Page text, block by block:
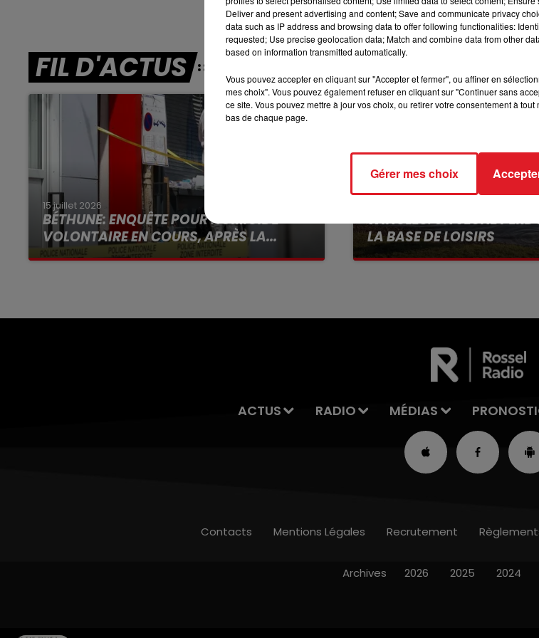
10h00 - 12h00
RDL WEEKEND
FIL D'ACTUS
15 juillet 2026
BÉTHUNE: ENQUÊTE POUR HOMICIDE
VOLONTAIRE EN COURS, APRÈS LA...
Selon les premiers éléments, le logement
WINGLES: UN JEUNE
LA BASE DE LOISIRS
La victime a coulé à pic
ACTUS RADIO MÉDIAS
Contacts Mentions Légales Recrutement
Archives 2026 2025 2024
Deliver and present advertising and content; Save and communicate privacy
data such as IP address and browsing data to offer following functionalities:
requested; Use precise geolocation data; Match and combine data from other
based on information transmitted automatically.
Vous pouvez accepter en cliquant sur "Accepter et fermer", ou affiner en
mes choix". Vous pouvez également refuser en cliquant sur "Continuer sans
ce site. Vous pouvez mettre à jour vos choix, ou retirer votre consentement à
bas de chaque page.
Gérer mes choix